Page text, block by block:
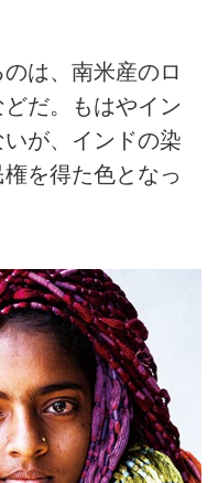
は、南米産のロ
だ。もはやイン
が、インドの染
を得た色となっ